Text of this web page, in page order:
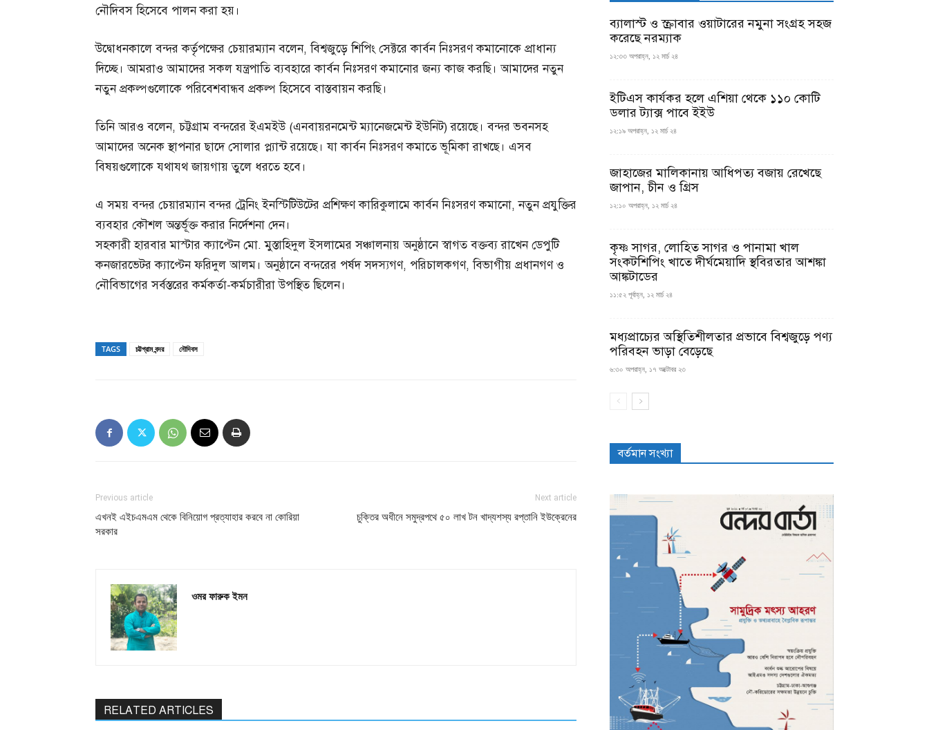
নৌদিবস হিসেবে পালন করা হয়।
উদ্বোধনকালে বন্দর কর্তৃপক্ষের চেয়ারম্যান বলেন, বিশ্বজুড়ে শিপিং সেক্টরে কার্বন নিঃসরণ কমানোকে প্রাধান্য
দিচ্ছে। আমরাও আমাদের সকল যন্ত্রপাতি ব্যবহারে কার্বন নিঃসরণ কমানোর জন্য কাজ করছি। আমাদের নতুন
নতুন প্রকল্পগুলোকে পরিবেশবান্ধব প্রকল্প হিসেবে বাস্তবায়ন করছি।
তিনি আরও বলেন, চট্টগ্রাম বন্দরের ইএমইউ (এনবায়রনমেন্ট ম্যানেজমেন্ট ইউনিট) রয়েছে। বন্দর ভবনসহ
আমাদের অনেক স্থাপনার ছাদে সোলার প্ল্যান্ট রয়েছে। যা কার্বন নিঃসরণ কমাতে ভূমিকা রাখছে। এসব
বিষয়গুলোকে যথাযথ জায়গায় তুলে ধরতে হবে।
এ সময় বন্দর চেয়ারম্যান বন্দর ট্রেনিং ইনস্টিটিউটের প্রশিক্ষণ কারিকুলামে কার্বন নিঃসরণ কমানো, নতুন প্রযুক্তির
ব্যবহার কৌশল অন্তর্ভূক্ত করার নির্দেশনা দেন।
সহকারী হারবার মাস্টার ক্যাপ্টেন মো. মুস্তাহিদুল ইসলামের সঞ্চালনায় অনুষ্ঠানে স্বাগত বক্তব্য রাখেন ডেপুটি
কনজারভেটর ক্যাপ্টেন ফরিদুল আলম। অনুষ্ঠানে বন্দরের পর্ষদ সদস্যগণ, পরিচালকগণ, বিভাগীয় প্রধানগণ ও
নৌবিভাগের সর্বস্তরের কর্মকর্তা-কর্মচারীরা উপস্থিত ছিলেন।
TAGS চট্টগ্রাম বন্দর নৌদিবস
Previous article
এখনই এইচএমএম থেকে বিনিয়োগ প্রত্যাহার করবে না কোরিয়া
সরকার
Next article
চুক্তির অধীনে সমুদ্রপথে ৫০ লাখ টন খাদ্যশস্য রপ্তানি ইউক্রেনের
ওমর ফারুক ইমন
RELATED ARTICLES
ব্যালাস্ট ও স্ক্রাবার ওয়াটারের নমুনা সংগ্রহ সহজ
করেছে নরম্যাক
১২:৩৩ অপরাহ্ন, ১২ মার্চ ২৪
ইটিএস কার্যকর হলে এশিয়া থেকে ১১০ কোটি
ডলার ট্যাক্স পাবে ইইউ
১২:১৯ অপরাহ্ন, ১২ মার্চ ২৪
জাহাজের মালিকানায় আধিপত্য বজায় রেখেছে
জাপান, চীন ও গ্রিস
১২:১০ অপরাহ্ন, ১২ মার্চ ২৪
কৃষ্ণ সাগর, লোহিত সাগর ও পানামা খাল
সংকটশিপিং খাতে দীর্ঘমেয়াদি স্থবিরতার আশঙ্কা
আঙ্কটাডের
১১:৫২ পূর্বাহ্ন, ১২ মার্চ ২৪
মধ্যপ্রাচ্যের অস্থিতিশীলতার প্রভাবে বিশ্বজুড়ে পণ্য
পরিবহন ভাড়া বেড়েছে
৬:৩০ অপরাহ্ন, ১৭ অক্টোবর ২৩
বর্তমান সংখ্যা